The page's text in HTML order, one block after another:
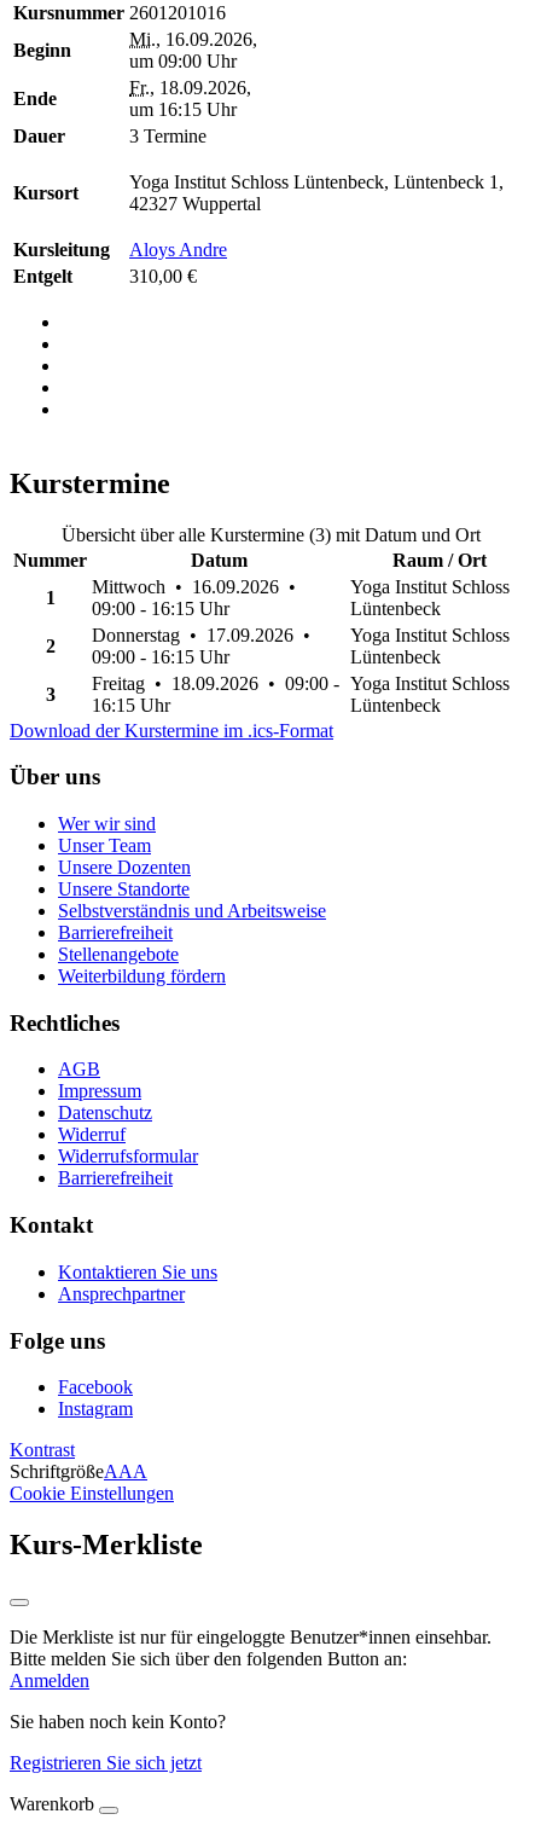
Kursnummer 2601201016
Beginn
Mi., 16.09.2026,
um 09:00 Uhr
Ende
Fr., 18.09.2026,
um 16:15 Uhr
Dauer
3 Termine
Kursort
Yoga Institut Schloss Lüntenbeck, Lüntenbeck 1,
42327 Wuppertal
Kursleitung
Aloys Andre
Entgelt
310,00 €
Kurstermine
Übersicht über alle Kurstermine (3) mit Datum und Ort
Nummer
Datum
Raum / Ort
1
Mittwoch • 16.09.2026 •
09:00 - 16:15 Uhr
Yoga Institut Schloss
Lüntenbeck
2
Donnerstag • 17.09.2026 •
09:00 - 16:15 Uhr
Yoga Institut Schloss
Lüntenbeck
3
Freitag • 18.09.2026 • 09:00 -
16:15 Uhr
Yoga Institut Schloss
Lüntenbeck
Download der Kurstermine im .ics-Format
Über uns
Wer wir sind
Unser Team
Unsere Dozenten
Unsere Standorte
Selbstverständnis und Arbeitsweise
Barrierefreiheit
Stellenangebote
Weiterbildung fördern
Rechtliches
AGB
Impressum
Datenschutz
Widerruf
Widerrufsformular
Barrierefreiheit
Kontakt
Kontaktieren Sie uns
Ansprechpartner
Folge uns
Facebook
Instagram
Kontrast
SchriftgrößeAAA
Cookie Einstellungen
Kurs-Merkliste
Die Merkliste ist nur für eingeloggte Benutzer*innen einsehbar.
Bitte melden Sie sich über den folgenden Button an:
Anmelden
Sie haben noch kein Konto?
Registrieren Sie sich jetzt
Warenkorb